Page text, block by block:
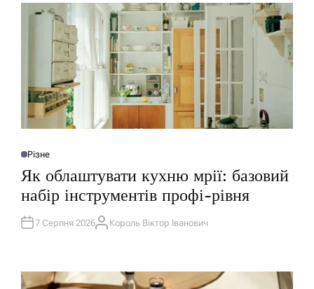
О
У
Л
І
У
В
Різне
Як облаштувати кухню мрії: базовий
набір інструментів профі-рівня
7 Серпня 2026А
Король Віктор Іванович